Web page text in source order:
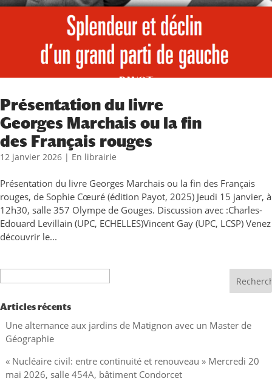
Présentation du livre
Georges Marchais ou la fin
des Français rouges
12 janvier 2026 | En librairie
Présentation du livre Georges Marchais ou la fin des Français
rouges, de Sophie Cœuré (édition Payot, 2025) Jeudi 15 janvier, à
12h30, salle 357 Olympe de Gouges. Discussion avec :Charles-
Edouard Levillain (UPC, ECHELLES)Vincent Gay (UPC, LCSP) Venez
découvrir le...
Articles récents
Une alternance aux jardins de Matignon avec un Master de
Géographie
« Nucléaire civil: entre continuité et renouveau » Mercredi 20
mai 2026, salle 454A, bâtiment Condorcet